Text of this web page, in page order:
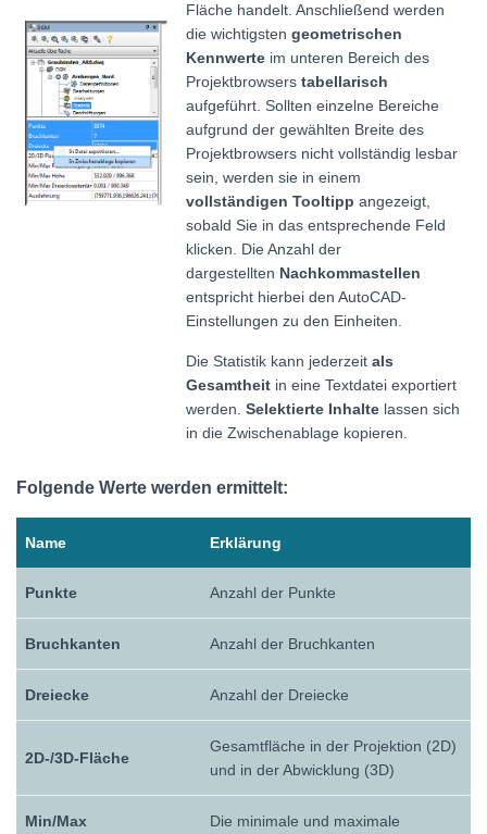
Fläche handelt. Anschließend werden
die wichtigsten geometrischen
Kennwerte im unteren Bereich des
Projektbrowsers tabellarisch
aufgeführt. Sollten einzelne Bereiche
aufgrund der gewählten Breite des
Projektbrowsers nicht vollständig lesbar
sein, werden sie in einem
vollständigen Tooltipp angezeigt,
sobald Sie in das entsprechende Feld
klicken. Die Anzahl der
dargestellten Nachkommastellen
entspricht hierbei den AutoCAD-
Einstellungen zu den Einheiten.
Die Statistik kann jederzeit als
Gesamtheit in eine Textdatei exportiert
werden. Selektierte Inhalte lassen sich
in die Zwischenablage kopieren.
Folgende Werte werden ermittelt:
Name Erklärung
Punkte Anzahl der Punkte
Bruchkanten Anzahl der Bruchkanten
Dreiecke Anzahl der Dreiecke
2D-/3D-Fläche
Gesamtfläche in der Projektion (2D)
und in der Abwicklung (3D)
Min/Max
Die minimale und maximale